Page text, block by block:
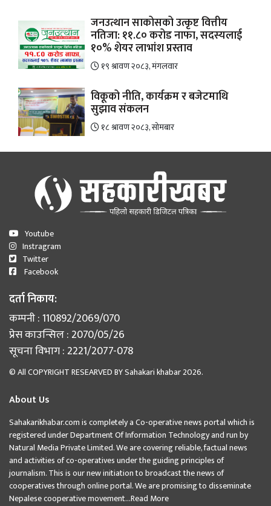
जनउत्थान साकोसको उत्कृष्ट वित्तीय
नतिजा: ११.८० करोड नाफा, सदस्यलाई
१०% शेयर लाभांश प्रस्ताव
१९ श्रावण २०८३, मंगलवार
विकूको नीति, कार्यक्रम र बजेटमाथि
सुझाव संकलन
१८ श्रावण २०८३, सोमबार
Facebook
Twitter
Instragram
Youtube
दर्ता निकाय:
कम्पनी : 110892/2069/070
प्रेस काउन्सिल : 2070/05/26
सूचना विभाग : 2221/2077-078
© All COPYRIGHT RESEARVED BYSahakari khabar2026.
About Us
Sahakarikhabar.com is completely a Co-operative news portal which is
registered under Department Of Information Technology and run by
Natural Media Private Limited. We are covering reliable, factual news
and activities of co-operatives under the guiding principles of
journalism. This is our new initiation to broadcast the news of
cooperatives through online portal. We are promising to disseminate
Nepalese cooperative movement...Read More